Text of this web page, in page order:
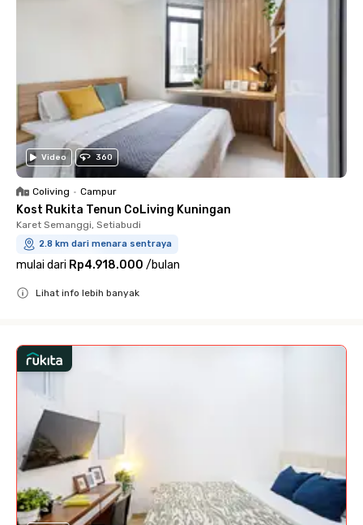
Video 360
Coliving • Campur
Kost Rukita Tenun CoLiving Kuningan
Karet Semanggi, Setiabudi
2.8 km dari menara sentraya
mulai dari Rp4.918.000 /bulan
Lihat info lebih banyak